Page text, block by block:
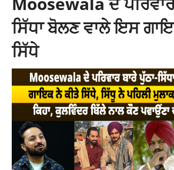
ਸਿੱਧਾ ਬੋਲਣ ਵਾਲੇ ਇਸ
ਸਿੱਧੇ